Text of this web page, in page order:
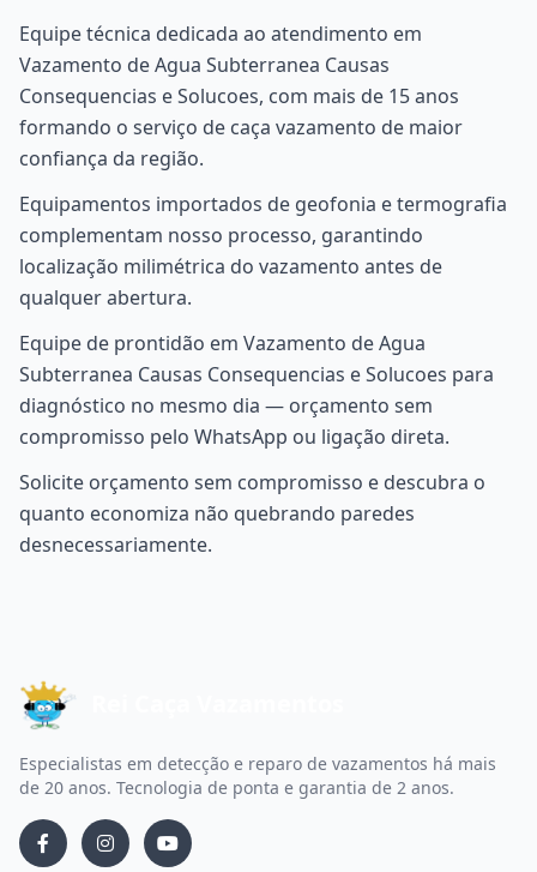
Equipe técnica dedicada ao atendimento em
Vazamento de Agua Subterranea Causas
Consequencias e Solucoes, com mais de 15 anos
formando o serviço de caça vazamento de maior
confiança da região.
Equipamentos importados de geofonia e termografia
complementam nosso processo, garantindo
localização milimétrica do vazamento antes de
qualquer abertura.
Equipe de prontidão em Vazamento de Agua
Subterranea Causas Consequencias e Solucoes para
diagnóstico no mesmo dia — orçamento sem
compromisso pelo WhatsApp ou ligação direta.
Solicite orçamento sem compromisso e descubra o
quanto economiza não quebrando paredes
desnecessariamente.
Especialistas em detecção e reparo de vazamentos há mais
de 20 anos. Tecnologia de ponta e garantia de 2 anos.